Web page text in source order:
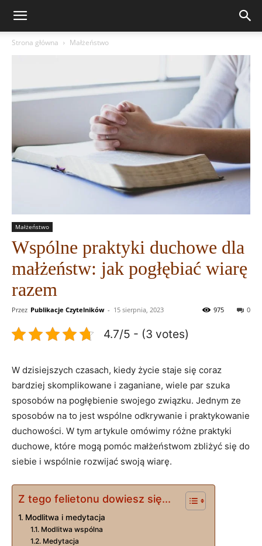
Strona główna Małżeństwo
Małżeństwo
Wspólne praktyki duchowe dla
małżeństw: jak pogłębiać wiarę
razem
Przez Publikacje Czytelników - 15 sierpnia, 2023 0
975
4.7/5 - (3 votes)
W dzisiejszych czasach, kiedy życie staje się coraz
bardziej skomplikowane i zaganiane, wiele par szuka
sposobów na pogłębienie swojego związku. Jednym ze
sposobów na to jest wspólne odkrywanie i praktykowanie
duchowości. W tym artykule omówimy różne praktyki
duchowe, które mogą pomóc małżeństwom zbliżyć się do
siebie i wspólnie rozwijać swoją wiarę.
Z tego felietonu dowiesz się...
Modlitwa i medytacja
Modlitwa wspólna
Medytacja